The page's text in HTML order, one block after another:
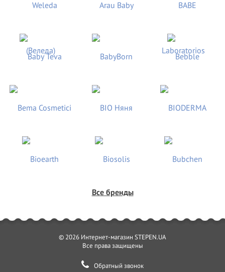
Все бренды
© 2026 Интернет-магазин STEPEN.UA
Все права защищены
Обратный звонок